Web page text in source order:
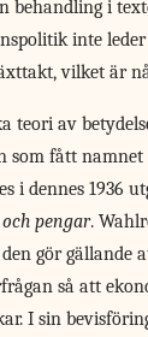
behandling i
inte
vilket är
teori av
som fått
i dennes 1936
pengar.
gör gällande
så att
I sin